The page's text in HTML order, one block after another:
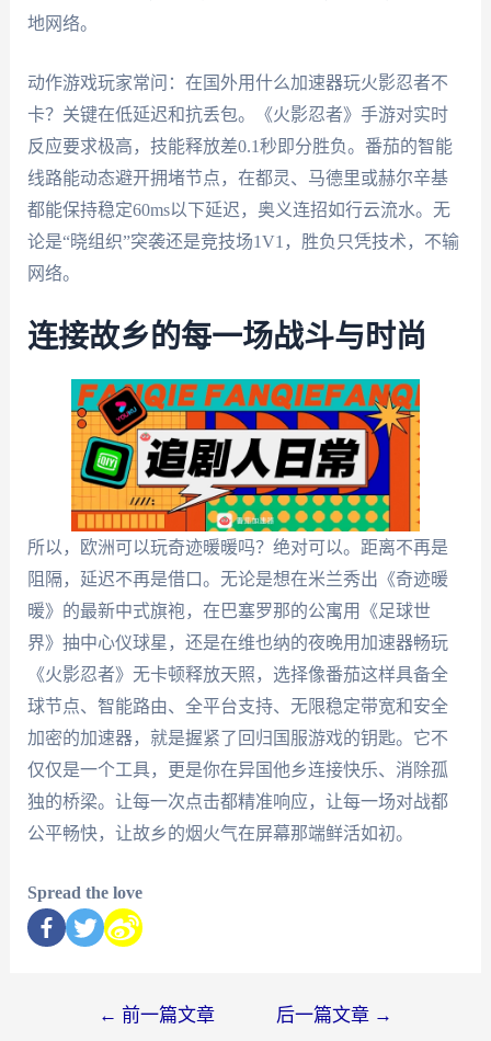
地网络。
动作游戏玩家常问：在国外用什么加速器玩火影忍者不
卡？关键在低延迟和抗丢包。《火影忍者》手游对实时
反应要求极高，技能释放差0.1秒即分胜负。番茄的智能
线路能动态避开拥堵节点，在都灵、马德里或赫尔辛基
都能保持稳定60ms以下延迟，奥义连招如行云流水。无
论是“晓组织”突袭还是竞技场1V1，胜负只凭技术，不输
网络。
连接故乡的每一场战斗与时尚
所以，欧洲可以玩奇迹暖暖吗？绝对可以。距离不再是
阻隔，延迟不再是借口。无论是想在米兰秀出《奇迹暖
暖》的最新中式旗袍，在巴塞罗那的公寓用《足球世
界》抽中心仪球星，还是在维也纳的夜晚用加速器畅玩
《火影忍者》无卡顿释放天照，选择像番茄这样具备全
球节点、智能路由、全平台支持、无限稳定带宽和安全
加密的加速器，就是握紧了回归国服游戏的钥匙。它不
仅仅是一个工具，更是你在异国他乡连接快乐、消除孤
独的桥梁。让每一次点击都精准响应，让每一场对战都
公平畅快，让故乡的烟火气在屏幕那端鲜活如初。
Spread the love
← 前一篇文章 后一篇文章 →